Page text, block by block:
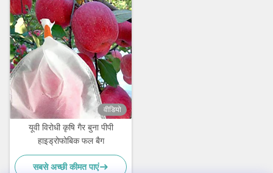
वीडियो
यूवी विरोधी कृषि गैर बुना पीपी
हाइड्रोफोबिक फल बैग
सबसे अच्छी कीमत पाएं